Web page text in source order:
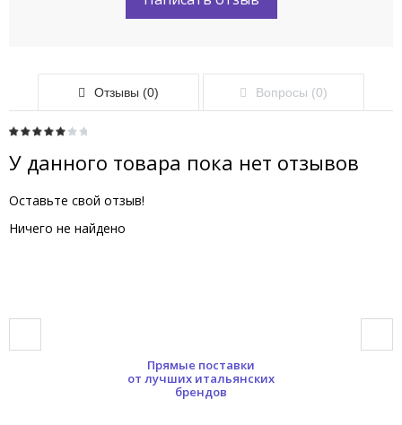
Отзывы (0) Вопросы (0)
У данного товара пока нет отзывов
Оставьте свой отзыв!
Ничего не найдено
Прямые поставки
от лучших итальянских
брендов